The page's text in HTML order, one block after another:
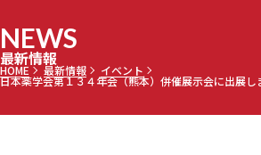
NEWS
最新情報
HOME 最新情報 イベント
日本薬学会第１３４年会（熊本）併催展示会に出展し